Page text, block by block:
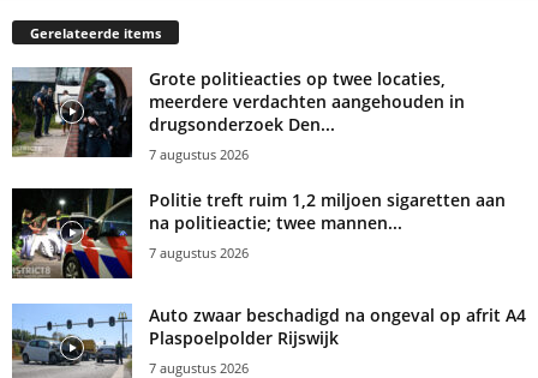
Gerelateerde items
Grote politieacties op twee locaties,
meerdere verdachten aangehouden in
drugsonderzoek Den...
7 augustus 2026
Politie treft ruim 1,2 miljoen sigaretten aan
na politieactie; twee mannen...
7 augustus 2026
Auto zwaar beschadigd na ongeval op afrit A4
Plaspoelpolder Rijswijk
7 augustus 2026